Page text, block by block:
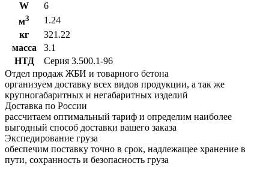
W
6
м3
1.24
кг
321.22
масса
3.1
НТД
Серия 3.500.1-96
Отдел продаж ЖБИ и товарного бетона
организуем доставку всех видов продукции, а так же
крупногабаритных и негабаритных изделий
Доставка по России
рассчитаем оптимальный тариф и определим наиболее
выгодный способ доставки вашего заказа
Экспедирование груза
обеспечим поставку точно в срок, надлежащее хранение в
пути, сохранность и безопасность груза